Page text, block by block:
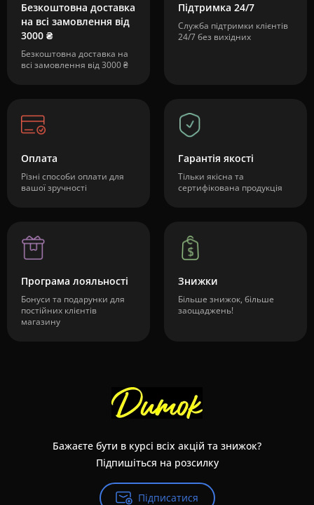
Безкоштовна доставка
на всі замовлення від
3000 ₴
Безкоштовна доставка на
всі замовлення від 3000 ₴
Підтримка 24/7
Служба підтримки клієнтів
24/7 без вихідних
Оплата
Різні способи оплати для
вашої зручності
Гарантія якості
Тільки якісна та
сертифікована продукція
Програма лояльності
Бонуси та подарунки для
постійних клієнтів
магазину
Знижки
Більше знижок, більше
заощаджень!
Бажаєте бути в курсі всіх акцій та знижок?
Підпишіться на розсилку
Підписатися